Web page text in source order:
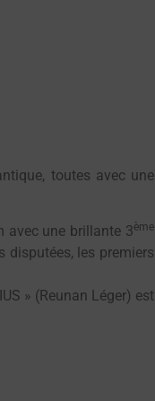
toutes avec une
avec une brillante 3ème
disputées, les premiers
» (Reunan Léger) est